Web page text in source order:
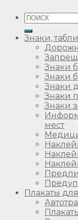
Искать:
Знаки,
Знаки
Знаки
Знаки
Знаки
Знаки
мест
Плакаты